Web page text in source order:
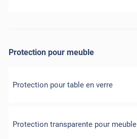
Protection pour meuble
Protection pour table en verre
Protection transparente pour meuble